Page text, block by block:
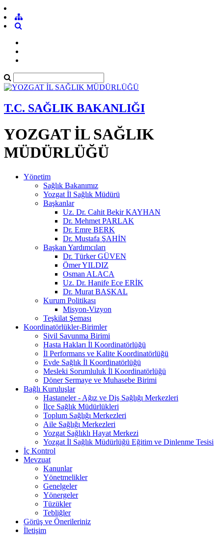
T.C. SAĞLIK BAKANLIĞI
YOZGAT İL SAĞLIK
MÜDÜRLÜĞÜ
Yönetim
Sağlık Bakanımız
Yozgat İl Sağlık Müdürü
Başkanlar
Uz. Dr. Cahit Bekir KAYHAN
Dr. Mehmet PARLAK
Dr. Emre BERK
Dr. Mustafa ŞAHİN
Başkan Yardımcıları
Dr. Türker GÜVEN
Ömer YILDIZ
Osman ALACA
Uz. Dr. Hanife Ece ERİK
Dr. Murat BAŞKAL
Kurum Politikası
Misyon-Vizyon
Teşkilat Şeması
Koordinatörlükler-Birimler
Sivil Savunma Birimi
Hasta Hakları İl Koordinatörlüğü
İl Performans ve Kalite Koordinatörlüğü
Evde Sağlık İl Koordinatörlüğü
Mesleki Sorumluluk İl Koordinatörlüğü
Döner Sermaye ve Muhasebe Birimi
Bağlı Kuruluşlar
Hastaneler - Ağız ve Diş Sağlığı Merkezleri
İlçe Sağlık Müdürlükleri
Toplum Sağlığı Merkezleri
Aile Sağlığı Merkezleri
Yozgat Sağlıklı Hayat Merkezi
Yozgat İl Sağlık Müdürlüğü Eğitim ve Dinlenme Tesisi
İç Kontrol
Mevzuat
Kanunlar
Yönetmelikler
Genelgeler
Yönergeler
Tüzükler
Tebliğler
Görüş ve Önerileriniz
İletişim